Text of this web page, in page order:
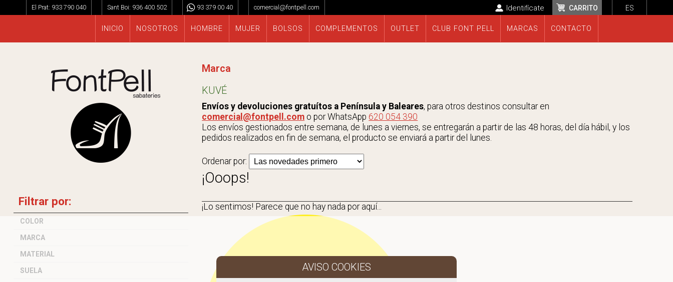
ES
El Prat: 933 790 040 Sant Boi: 936 400 502 93 379 00 40 comercial@fontpell.com CARRITO
Identifícate
INICIO NOSOTROS HOMBRE MUJER BOLSOS COMPLEMENTOS OUTLET CLUB FONT PELL MARCAS CONTACTO
Filtrar por:
COLOR
MARCA
MATERIAL
SUELA
Marca
KUVÉ
Envíos y devoluciones gratuítos a Península y Baleares, para otros destinos consultar en
comercial@fontpell.com o por WhatsApp 620 054 390
Los envíos gestionados entre semana, de lunes a viernes, se entregarán a partir de las 48 horas, del día hábil, y los
pedidos realizados en fin de semana, el producto se enviará a partir del lunes.
Ordenar por:
¡Ooops!
¡Lo sentimos! Parece que no hay nada por aquí...